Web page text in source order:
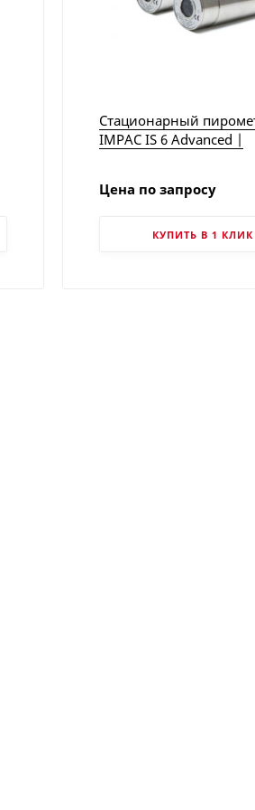
Стационарный
IMPAC IS 6 Advanced |
Цена по запросу
КУПИТЬ В 1 КЛИК